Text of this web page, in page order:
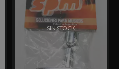
SIN STOCK